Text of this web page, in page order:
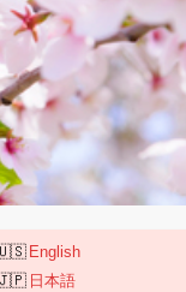
English
日本語